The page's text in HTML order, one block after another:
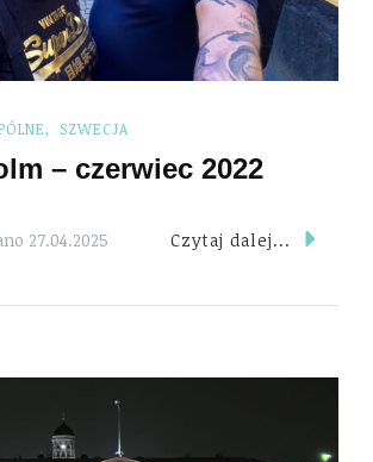
SZWECJA
– czerwiec 2022
27.04.2025 Czytaj dalej...